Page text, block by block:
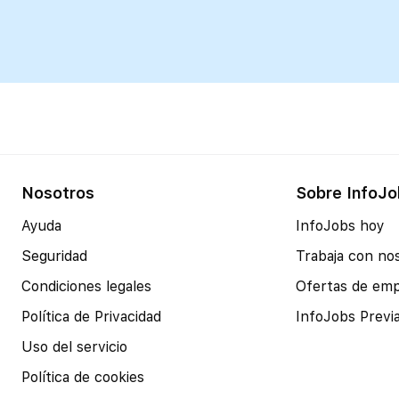
Nosotros
Ayuda
Seguridad
Condiciones legales
Política de Privacidad
Uso del servicio
Política de cookies
Sobre
InfoJobs hoy
Trabaja con
Ofertas de
InfoJobs